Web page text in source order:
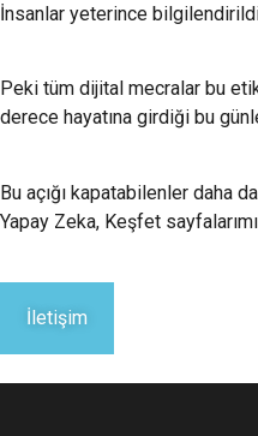
İnsanlar yeterince
Peki tüm dijital mecralar bu
derece hayatına girdiği bu
Bu açığı kapatabilenler daha
Yapay Zeka, Keşfet
İletişim